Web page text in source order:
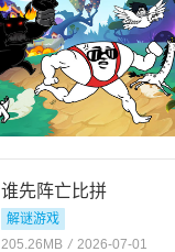
谁先阵亡比拼
解谜游戏
205.26MB / 2026-07-01